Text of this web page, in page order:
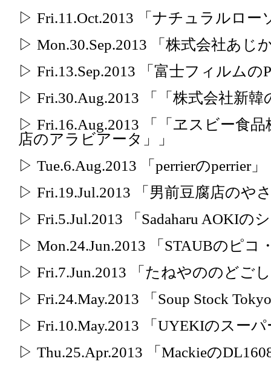
▷ Fri.11.Oct.2013 「ナチュラルロ
▷ Mon.30.Sep.2013 「株式会社あじ
▷ Fri.13.Sep.2013 「富士フィルムの
▷ Fri.30.Aug.2013 「「株式会社新
▷ Fri.16.Aug.2013 「「ヱスビー食
店のアラビアータ」」
▷ Tue.6.Aug.2013 「perrierのperrier」
▷ Fri.19.Jul.2013 「男前豆腐店のや
▷ Fri.5.Jul.2013 「Sadaharu AOKIの
▷ Mon.24.Jun.2013 「STAUBのピコ
▷ Fri.7.Jun.2013 「たねやののどご
▷ Fri.24.May.2013 「Soup Stock
▷ Fri.10.May.2013 「UYEKIのスー
▷ Thu.25.Apr.2013 「Mackieの